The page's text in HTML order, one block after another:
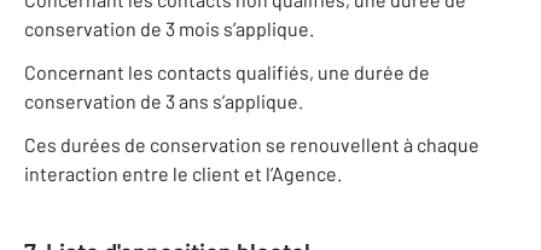
conservation de 3 mois s’applique.
Concernant les contacts qualifiés, une durée de
conservation de 3 ans s’applique.
Ces durées de conservation se renouvellent à chaque
interaction entre le client et l’Agence.